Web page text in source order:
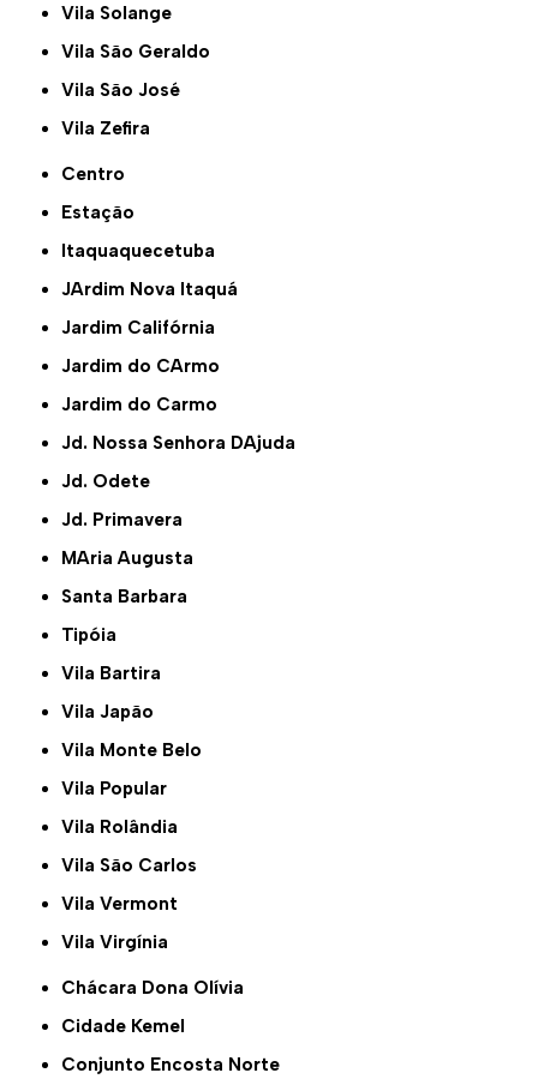
Vila Solange
Vila São Geraldo
Vila São José
Vila Zefira
Centro
Estação
Itaquaquecetuba
JArdim Nova Itaquá
Jardim Califórnia
Jardim do CArmo
Jardim do Carmo
Jd. Nossa Senhora DAjuda
Jd. Odete
Jd. Primavera
MAria Augusta
Santa Barbara
Tipóia
Vila Bartira
Vila Japão
Vila Monte Belo
Vila Popular
Vila Rolândia
Vila São Carlos
Vila Vermont
Vila Virgínia
Chácara Dona Olívia
Cidade Kemel
Conjunto Encosta Norte